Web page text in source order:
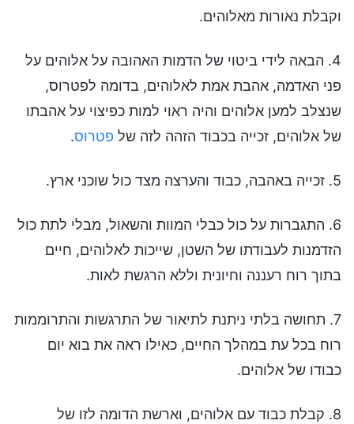
וקבלת נאורות מאלוהים.
4. הבאה לידי ביטוי של הדמות האהובה על אלוהים על
פני האדמה, אהבת אמת לאלוהים, בדומה לפטרוס,
שנצלב למען אלוהים והיה ראוי למות כפיצוי על אהבתו
של אלוהים, זכייה בכבוד הזהה לזה של פטרוס.
5. זכייה באהבה, כבוד והערצה מצד כול שוכני ארץ.
6. התגברות על כול כבלי המוות והשאול, מבלי לתת כול
הזדמנות לעבודתו של השטן, שייכות לאלוהים, חיים
בתוך רוח רעננה וחיונית וללא הרגשת לאות.
7. תחושה בלתי ניתנת לתיאור של התרגשות והתרוממות
רוח בכל עת במהלך החיים, כאילו ראה את בוא יום
כבודו של אלוהים.
8. קבלת כבוד עם אלוהים, וארשת הדומה לזו של